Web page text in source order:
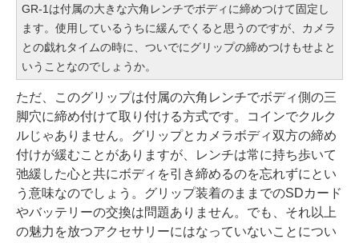
GR-1は付属の大きな六角レンチでボディに締めつけて固定し
ます。使用しているうちに緩んでくると思うのですが、カメラ
との戯れタイムの時に、ついでにグリップの締めつけもせよと
いうことなのでしょうか。
ただ、このグリップは付属の六角レンチでボディ側の三
脚穴に締め付けて取り付ける方式です。コインでクルク
ルじゃありません。グリップとカメラボディ双方の締め
付けが緩むことがありますが、レンチは常に持ち歩いて
弛緩した心と共にボディを引き締めるのを忘れずにとい
う意味なのでしょう。グリップ装着のままでのSDカード
やバッテリーの交換は問題ありません。でも、それ以上
の魅力を放つアクセサリーにはなっていないことについ